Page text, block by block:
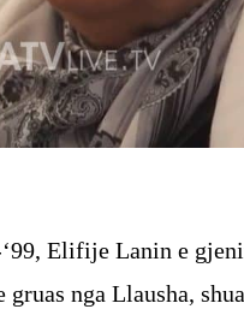
Elifije Lanin e
nga Llausha,